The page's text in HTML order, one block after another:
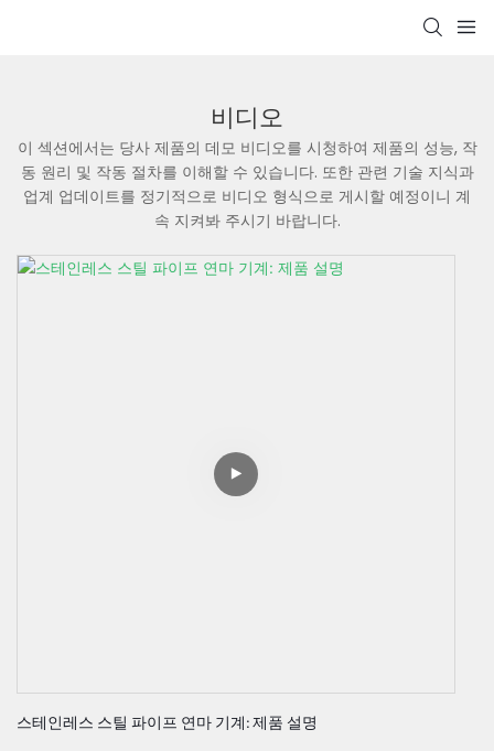
비디오
이 섹션에서는 당사 제품의 데모 비디오를 시청하여 제품의 성능, 작
동 원리 및 작동 절차를 이해할 수 있습니다. 또한 관련 기술 지식과
업계 업데이트를 정기적으로 비디오 형식으로 게시할 예정이니 계
속 지켜봐 주시기 바랍니다.
스테인레스 스틸 파이프 연마 기계: 제품 설명